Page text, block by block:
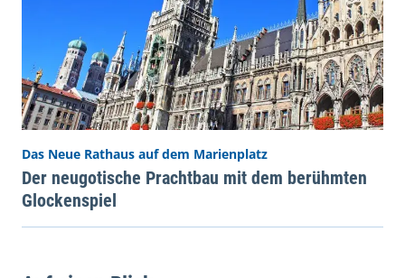
Das Neue Rathaus auf dem Marienplatz
Der neugotische Prachtbau mit dem berühmten
Glockenspiel